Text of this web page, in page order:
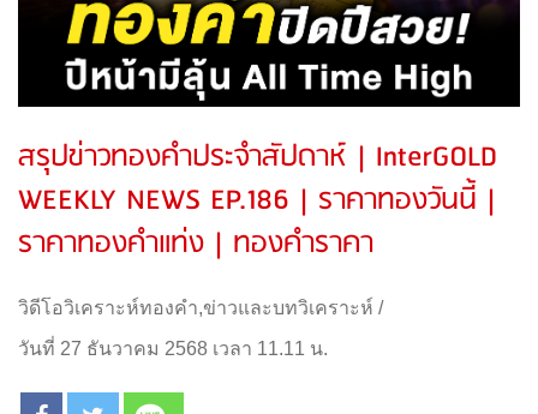
สรุปข่าวทองคำประจำสัปดาห์ | InterGOLD
WEEKLY NEWS EP.186 | ราคาทองวันนี้ |
ราคาทองคำแท่ง | ทองคำราคา
วิดีโอวิเคราะห์ทองคำ,ข่าวและบทวิเคราะห์ /
วันที่ 27 ธันวาคม 2568 เวลา 11.11 น.